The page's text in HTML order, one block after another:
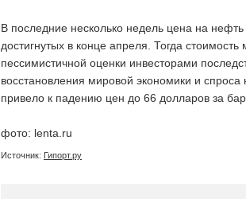
В последние несколько недель цена на
достигнутых в конце апреля. Тогда
пессимистичной оценки инвесторами
восстановления мировой экономики и
привело к падению цен до 66 долларов за
фото: lenta.ru
Источник: Гипорт.ру